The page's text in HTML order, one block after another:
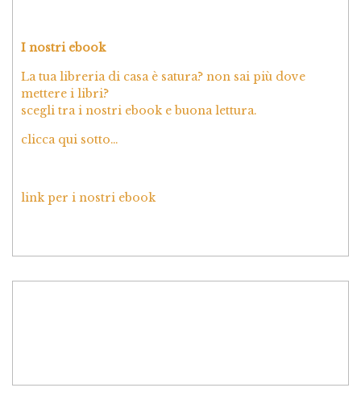
I nostri ebook
La tua libreria di casa è satura? non sai più dove
mettere i libri?
scegli tra i nostri ebook e buona lettura.
clicca qui sotto…
link per i nostri ebook